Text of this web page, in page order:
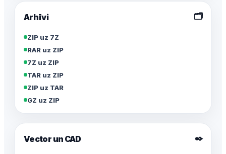
Arhīvi 🗂️
ZIP uz 7Z
RAR uz ZIP
7Z uz ZIP
TAR uz ZIP
ZIP uz TAR
GZ uz ZIP
Vector un CAD ✒️